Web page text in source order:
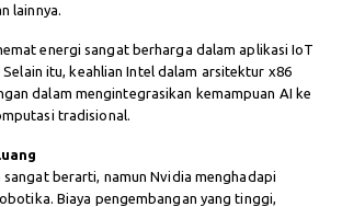
lainnya.
energi sangat berharga dalam aplikasi IoT
itu, keahlian Intel dalam arsitektur x86
dalam mengintegrasikan kemampuan AI ke
tradisional.
sangat berarti, namun Nvidia menghadapi
Biaya pengembangan yang tinggi,